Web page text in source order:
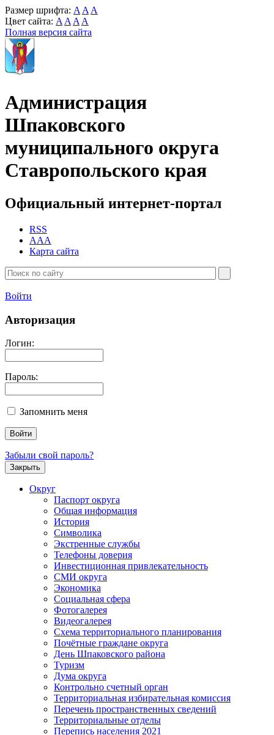
Размер шрифта: A A A
Цвет сайта: A A A A
Полная версия сайта
Администрация
Шпаковского
муниципального округа
Ставропольского края
Официальный интернет-портал
RSS
AAA
Карта сайта
Войти
Авторизация
Логин:
Пароль:
Запомнить меня
Забыли свой пароль?
Закрыть
Округ
Паспорт округа
Общая информация
История
Символика
Экстренные службы
Телефоны доверия
Инвестиционная привлекательность
СМИ округа
Экономика
Социальная сфера
Фотогалерея
Видеогалерея
Схема территориального планирования
Почётные граждане округа
День Шпаковского района
Туризм
Дума округа
Контрольно счетный орган
Территориальная избирательная комиссия
Перечень пространственных сведений
Территориальные отделы
Перепись населения 2021